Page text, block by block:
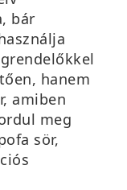
bár
hanem
amiben
meg
sör,